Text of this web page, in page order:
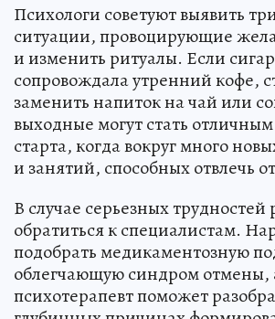
Психологи советуют выявить
ситуации, провоцирующие
и изменить ритуалы. Если
сопровождала утренний кофе,
заменить напиток на чай или
выходные могут стать
старта, когда вокруг много
и занятий, способных отвлечь
В случае серьезных трудностей
обратиться к специалистам.
подобрать медикаментозную
облегчающую синдром отмены,
психотерапевт поможет